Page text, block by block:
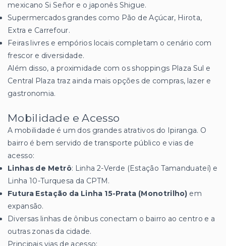
mexicano Si Señor e o japonês Shigue.
Supermercados grandes como Pão de Açúcar, Hirota,
Extra e Carrefour.
Feiras livres e empórios locais completam o cenário com
frescor e diversidade.
Além disso, a proximidade com os shoppings Plaza Sul e
Central Plaza traz ainda mais opções de compras, lazer e
gastronomia.
Mobilidade e Acesso
A mobilidade é um dos grandes atrativos do Ipiranga. O
bairro é bem servido de transporte público e vias de
acesso:
Linhas de Metrô: Linha 2-Verde (Estação Tamanduateí) e
Linha 10-Turquesa da CPTM.
Futura Estação da Linha 15-Prata (Monotrilho) em
expansão.
Diversas linhas de ônibus conectam o bairro ao centro e a
outras zonas da cidade.
Principais vias de acesso: